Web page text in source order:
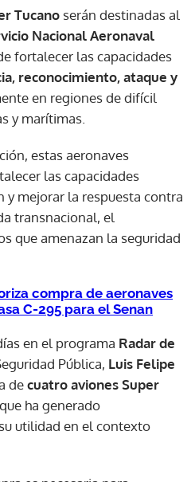
Tucano serán destinadas al
Nacional Aeronaval
fortalecer las capacidades
reconocimiento, ataque y
en regiones de difícil
y marítimas.
estas aeronaves
las capacidades
y mejorar la respuesta contra
transnacional, el
que amenazan la seguridad
compra de aeronaves
C-295 para el Senan
en el programa Radar de
Pública, Luis Felipe
decuatro aviones Super
ha generado
utilidad en el contexto